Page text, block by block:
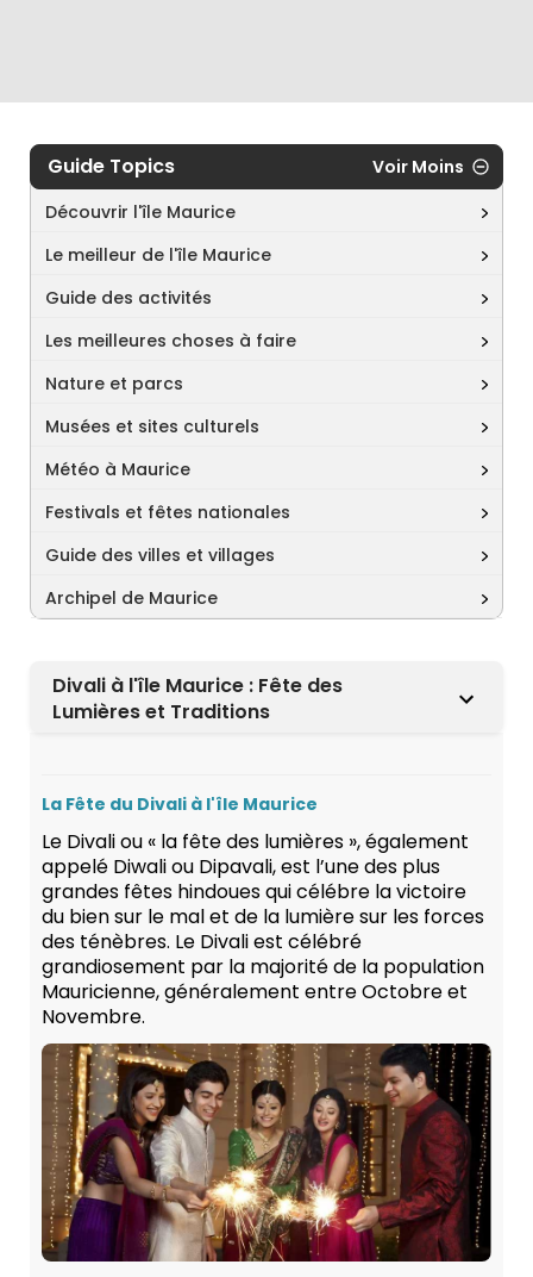
Guide Topics
Voir Moins
Découvrir l'île Maurice
Le meilleur de l'île Maurice
Guide des activités
Les meilleures choses à faire
Nature et parcs
Musées et sites culturels
Météo à Maurice
Festivals et fêtes nationales
Guide des villes et villages
Archipel de Maurice
Divali à l'île Maurice : Fête des
Lumières et Traditions
La Fête du Divali à l'île Maurice
Le Divali ou « la fête des lumières », également
appelé Diwali ou Dipavali, est l’une des plus
grandes fêtes hindoues qui célébre la victoire
du bien sur le mal et de la lumière sur les forces
des ténèbres. Le Divali est célébré
grandiosement par la majorité de la population
Mauricienne, généralement entre Octobre et
Novembre.